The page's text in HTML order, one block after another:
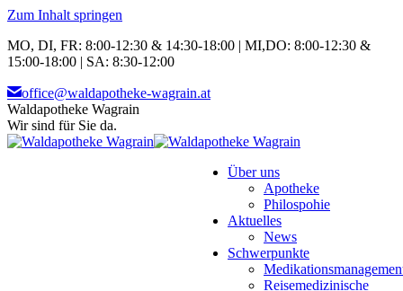
Zum Inhalt springen
MO, DI, FR: 8:00-12:30 & 14:30-18:00 | MI,DO: 8:00-12:30 &
15:00-18:00 | SA: 8:30-12:00
office@waldapotheke-wagrain.at
Waldapotheke Wagrain
Wir sind für Sie da.
Über uns
Apotheke
Philospohie
Aktuelles
News
Schwerpunkte
Reisemedizinische